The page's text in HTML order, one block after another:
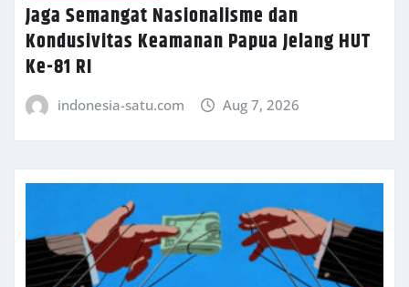
Jaga Semangat Nasionalisme dan
Kondusivitas Keamanan Papua Jelang HUT
Ke-81 RI
indonesia-satu.com Aug 7, 2026